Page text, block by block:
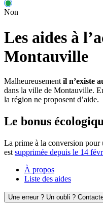
Non
Les aides à
Montauville
Malheureusement il n’existe
dans la ville de Montauville.
la région ne proposent d’aide.
Le bonus
La prime à la conversion pour
est supprimée depuis le 14
À propos
Liste des aides
Une erreur ? Un oubli ?